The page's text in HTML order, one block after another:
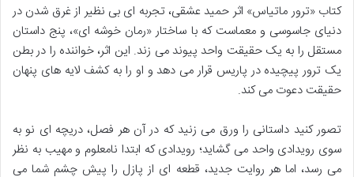
کتاب «ترور ماتیاس» اثر حمید عشقی، تجربه ای بی نظیر از غرق شدن در
دنیای جاسوسی و معماست که با ساختار «رمان خوشه ای»، پنج داستان
مستقل را به یک حقیقت واحد پیوند می زند. این اثر، خواننده را در بطن
یک ترور پیچیده در پاریس قرار می دهد و او را به کشف لایه های پنهان
حقیقت دعوت می کند.
تصور کنید داستانی را ورق می زنید که در آن هر فصل، دریچه ای نو به
سوی رویدادی واحد می گشاید؛ رویدادی که ابتدا نامعلوم و مهیب به نظر
می رسد، اما هر روایت جدید، قطعه ای از پازل را پیش چشم شما می